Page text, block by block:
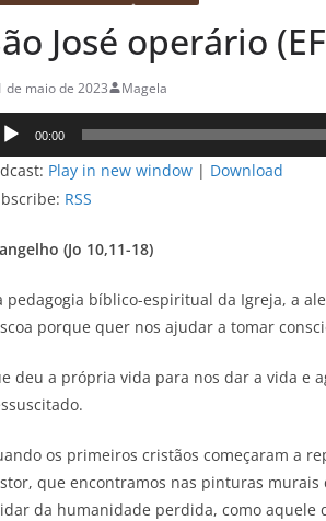
José operário
de maio de 2023 Magela
00:00
Play in new window | Download
RSS
(Jo 10,11-18)
pedagogia bíblico-espiritual da Igreja, a
porque quer nos ajudar a tomar
deu a própria vida para nos dar a vida e
os primeiros cristãos começaram a
que encontramos nas pinturas
da humanidade perdida, como aquele